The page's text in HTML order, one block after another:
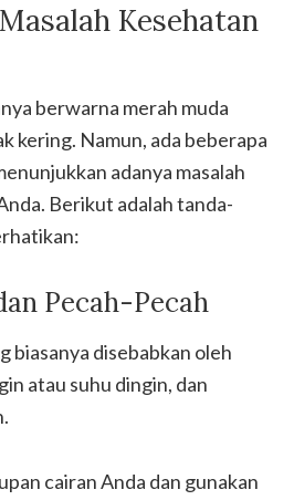
Kesehatan
berwarna merah muda
kering. Namun, ada beberapa
adanya masalah
Berikut adalah tanda-
Pecah-Pecah
biasanya disebabkan oleh
atau suhu dingin, dan
cairan Anda dan gunakan